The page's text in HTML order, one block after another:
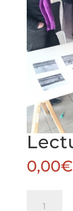
0,00€